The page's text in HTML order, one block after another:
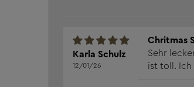
Karla Schulz
12/01/26
Chritmas
Sehr
ist toll. Ich